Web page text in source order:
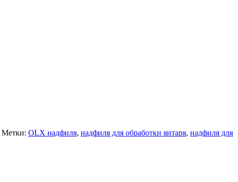
Метки: OLX надфиля, надфиля для обработки янтаря, надфиля для